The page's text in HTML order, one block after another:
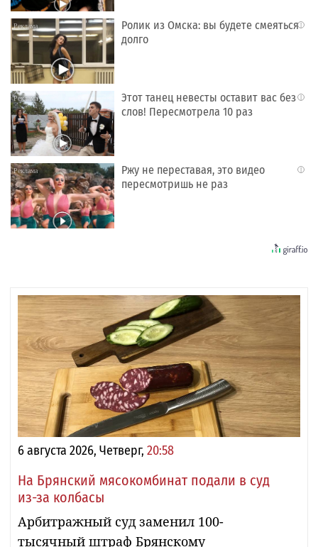
i
Ролик из Омска: вы будете смеяться
долго
i
Этот танец невесты оставит вас без
слов! Пересмотрела 10 раз
i
Ржу не переставая, это видео
пересмотришь не раз
6 августа 2026, Четверг, 20:58
На Брянский мясокомбинат подали в суд
из-за колбасы
Арбитражный суд заменил 100-
тысячный штраф Брянскому